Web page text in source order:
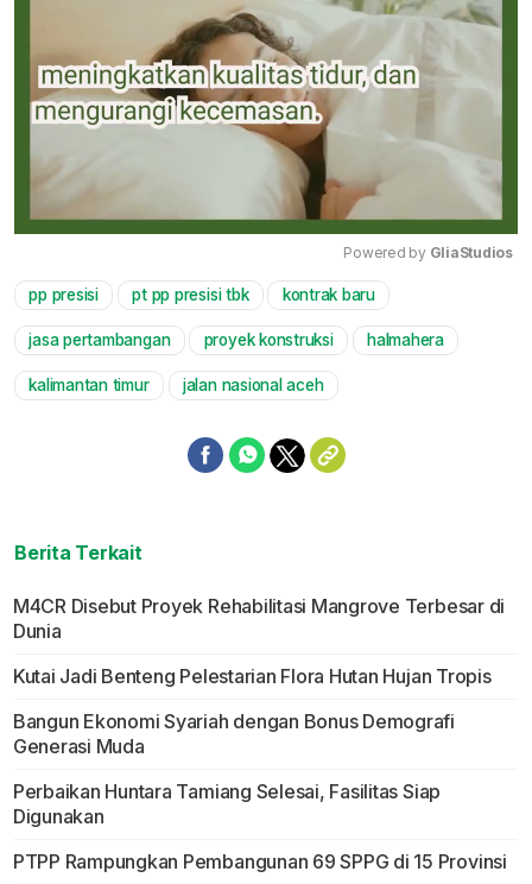
Powered by GliaStudios
pp presisi pt pp presisi tbk kontrak baru
jasa pertambangan proyek konstruksi halmahera
kalimantan timur jalan nasional aceh
Berita Terkait
M4CR Disebut Proyek Rehabilitasi Mangrove Terbesar di
Dunia
Kutai Jadi Benteng Pelestarian Flora Hutan Hujan Tropis
Bangun Ekonomi Syariah dengan Bonus Demografi
Generasi Muda
Perbaikan Huntara Tamiang Selesai, Fasilitas Siap
Digunakan
PTPP Rampungkan Pembangunan 69 SPPG di 15 Provinsi